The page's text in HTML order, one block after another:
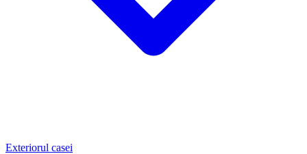
Exteriorul casei